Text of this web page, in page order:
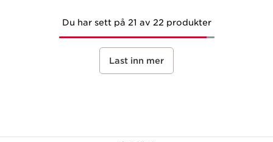
Du har sett på 21 av 22 produkter
Last inn mer